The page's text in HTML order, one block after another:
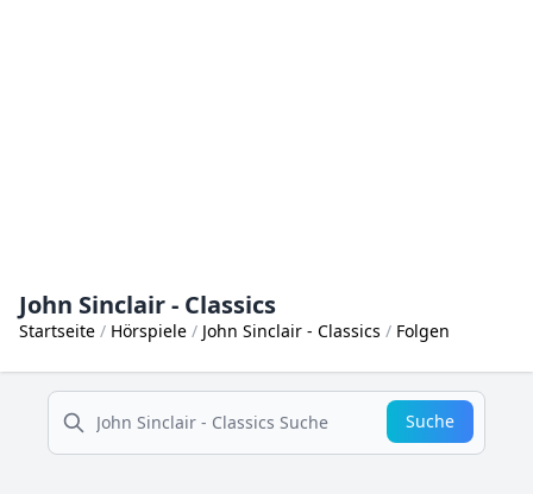
John Sinclair - Classics
Startseite Hörspiele John Sinclair - Classics Folgen
suche
Suche